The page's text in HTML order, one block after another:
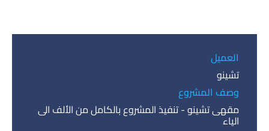
العميل
تشينو
وصف المشروع
مقهى تشينو - تنفيذ المشروع بالكامل من الألف الى
الياء